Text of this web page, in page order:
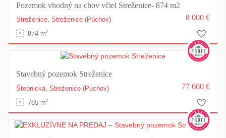
Pozemok vhodný na chov včiel Streženice- 874 m2
Streženice, Streženice (Púchov)
874 m2
8 000 €
Stavebný pozemok Streženice
Štepnická, Streženice (Púchov)
785 m2
77 600 €